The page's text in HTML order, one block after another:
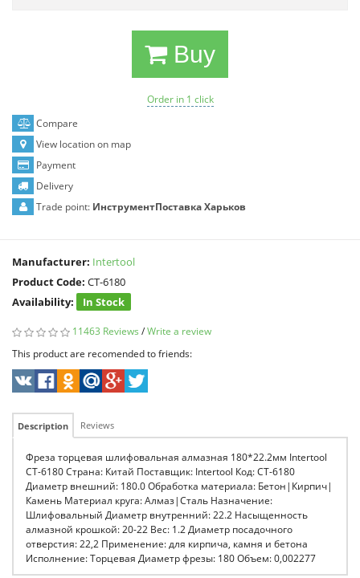
Buy
Order in 1 click
Compare
View location on map
Payment
Delivery
Trade point: ИнструментПоставка Харьков
Manufacturer: Intertool
Product Code: CT-6180
Availability:
In Stock
11463 Reviews /Write a review
This product are recomended to friends:
Description Reviews
Фреза торцевая шлифовальная алмазная 180*22.2мм Intertool
CT-6180 Страна: Китай Поставщик: Intertool Код: CT-6180
Диаметр внешний: 180.0 Обработка материала: Бетон|Кирпич|
Камень Материал круга: Алмаз|Сталь Назначение:
Шлифовальный Диаметр внутренний: 22.2 Насыщенность
алмазной крошкой: 20-22 Вес: 1.2 Диаметр посадочного
отверстия: 22,2 Применение: для кирпича, камня и бетона
Исполнение: Торцевая Диаметр фрезы: 180 Объем: 0,002277